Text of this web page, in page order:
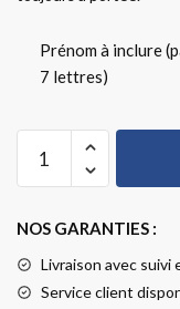
Prénom à inclure
7 lettres)
NOS GARANTIES :
Livraison avec suivi
Service client